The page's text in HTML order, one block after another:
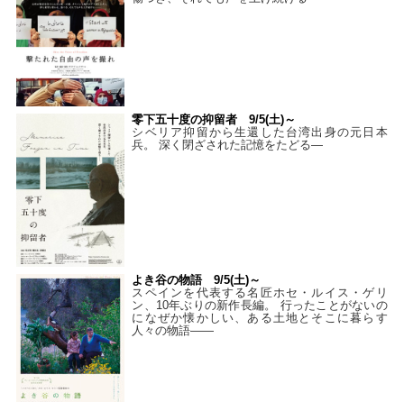
零下五十度の抑留者 9/5(土)～
シベリア抑留から生還した台湾出身の元日本
兵。 深く閉ざされた記憶をたどる—
よき谷の物語 9/5(土)～
スペインを代表する名匠ホセ・ルイス・ゲリ
ン、10年ぶりの新作長編。 行ったことがないの
になぜか懐かしい、ある土地とそこに暮らす
人々の物語――